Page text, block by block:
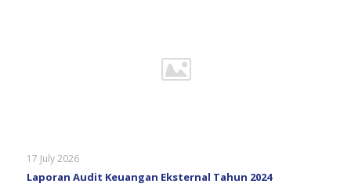
17 July 2026
Laporan Audit Keuangan Eksternal Tahun 2024